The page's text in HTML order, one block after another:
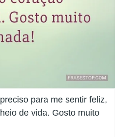
para me sentir feliz,
de vida. Gosto muito